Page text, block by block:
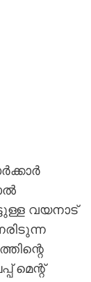
വയനാട്
മെന്റ്